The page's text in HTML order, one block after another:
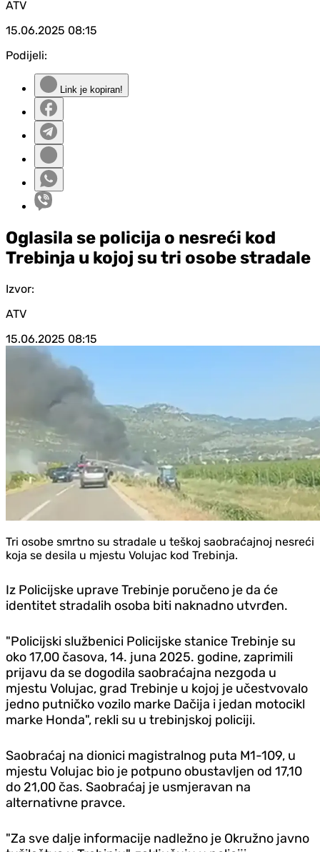
ATV
15.06.2025 08:15
Podijeli:
Link je kopiran!
Oglasila se policija o nesreći kod
Trebinja u kojoj su tri osobe stradale
Izvor:
ATV
15.06.2025 08:15
Tri osobe smrtno su stradale u teškoj saobraćajnoj nesreći
koja se desila u mjestu Volujac kod Trebinja.
Iz Policijske uprave Trebinje poručeno je da će
identitet stradalih osoba biti naknadno utvrđen.
"Policijski službenici Policijske stanice Trebinje su
oko 17,00 časova, 14. juna 2025. godine, zaprimili
prijavu da se dogodila saobraćajna nezgoda u
mjestu Volujac, grad Trebinje u kojoj je učestvovalo
jedno putničko vozilo marke Dačija i jedan motocikl
marke Honda", rekli su u trebinjskoj policiji.
Saobraćaj na dionici magistralnog puta M1-109, u
mjestu Volujac bio je potpuno obustavljen od 17,10
do 21,00 čas. Saobraćaj je usmjeravan na
alternativne pravce.
"Za sve dalje informacije nadležno je Okružno javno